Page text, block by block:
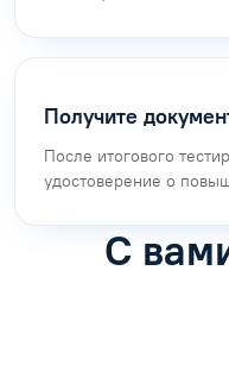
Получите
После итогового
удостоверение о
С